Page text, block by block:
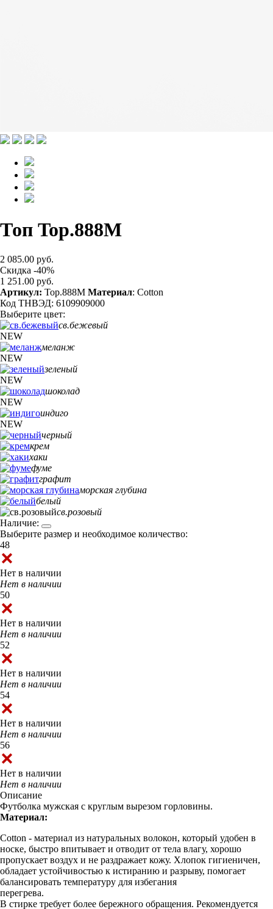
Топ Top.888M
2 085.00 руб.
Скидка -40%
1 251.00 руб.
Артикул: Top.888M Материал: Cotton
Код ТНВЭД: 6109909000
Выберите цвет:
св.бежевый
NEW
меланж
NEW
зеленый
NEW
шоколад
NEW
индиго
NEW
черный
крем
хаки
фуме
графит
морская глубина
белый
св.розовый
Наличие:
Выберите размер и необходимое количество:
48
Нет в наличии
Нет в наличии
50
Нет в наличии
Нет в наличии
52
Нет в наличии
Нет в наличии
54
Нет в наличии
Нет в наличии
56
Нет в наличии
Нет в наличии
Описание
Футболка мужская с круглым вырезом горловины.
Материал:
Cotton - материал из натуральных волокон, который удобен в
носке, быстро впитывает и отводит от тела влагу, хорошо
пропускает воздух и не раздражает кожу. Хлопок гигиеничен,
обладает устойчивостью к истиранию и разрыву, помогает
балансировать температуру для избегания
перегрева.
В стирке требует более бережного обращения. Рекомендуется